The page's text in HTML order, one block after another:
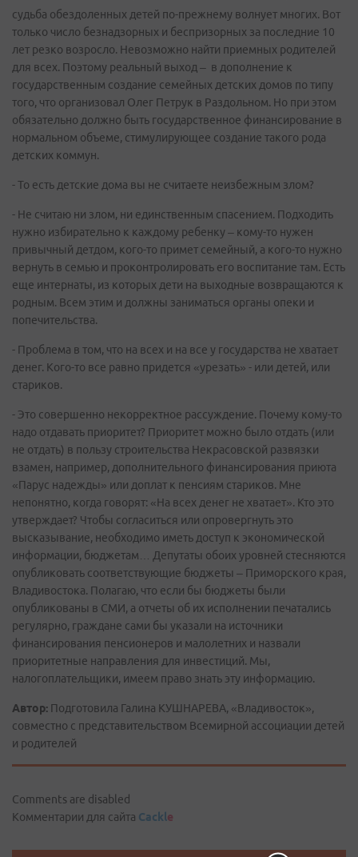
судьба обездоленных детей по-прежнему волнует многих. Вот
только число безнадзорных и беспризорных за последние 10
лет резко возросло. Невозможно найти приемных родителей
для всех. Поэтому реальный выход – в дополнение к
государственным создание семейных детских домов по типу
того, что организовал Олег Петрук в Раздольном. Но при этом
обязательно должно быть государственное финансирование в
нормальном объеме, стимулирующее создание такого рода
детских коммун.
- То есть детские дома вы не считаете неизбежным злом?
- Не считаю ни злом, ни единственным спасением. Подходить
нужно избирательно к каждому ребенку – кому-то нужен
привычный детдом, кого-то примет семейный, а кого-то нужно
вернуть в семью и проконтролировать его воспитание там. Есть
еще интернаты, из которых дети на выходные возвращаются к
родным. Всем этим и должны заниматься органы опеки и
попечительства.
- Проблема в том, что на всех и на все у государства не хватает
денег. Кого-то все равно придется «урезать» - или детей, или
стариков.
- Это совершенно некорректное рассуждение. Почему кому-то
надо отдавать приоритет? Приоритет можно было отдать (или
не отдать) в пользу строительства Некрасовской развязки
взамен, например, дополнительного финансирования приюта
«Парус надежды» или доплат к пенсиям стариков. Мне
непонятно, когда говорят: «На всех денег не хватает». Кто это
утверждает? Чтобы согласиться или опровергнуть это
высказывание, необходимо иметь доступ к экономической
информации, бюджетам… Депутаты обоих уровней стесняются
опубликовать соответствующие бюджеты – Приморского края,
Владивостока. Полагаю, что если бы бюджеты были
опубликованы в СМИ, а отчеты об их исполнении печатались
регулярно, граждане сами бы указали на источники
финансирования пенсионеров и малолетних и назвали
приоритетные направления для инвестиций. Мы,
налогоплательщики, имеем право знать эту информацию.
Автор: Подготовила Галина КУШНАРЕВА, «Владивосток»,
совместно с представительством Всемирной ассоциации детей
и родителей
Comments are disabled
Комментарии для сайта Cackle